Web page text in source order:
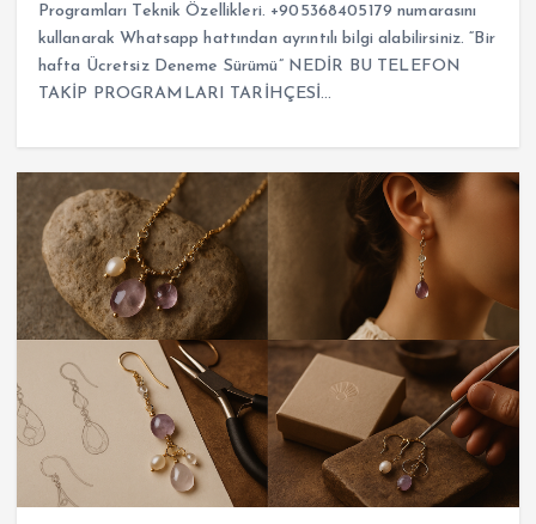
Programları Teknik Özellikleri. +905368405179 numarasını
kullanarak Whatsapp hattından ayrıntılı bilgi alabilirsiniz. “Bir
hafta Ücretsiz Deneme Sürümü” NEDİR BU TELEFON
TAKİP PROGRAMLARI TARİHÇESİ…